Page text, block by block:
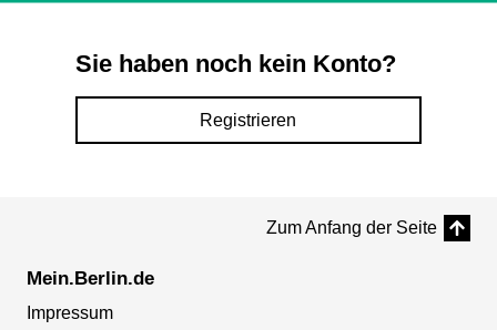
Sie haben noch kein Konto?
Registrieren
Zum Anfang der Seite
Mein.Berlin.de
Impressum